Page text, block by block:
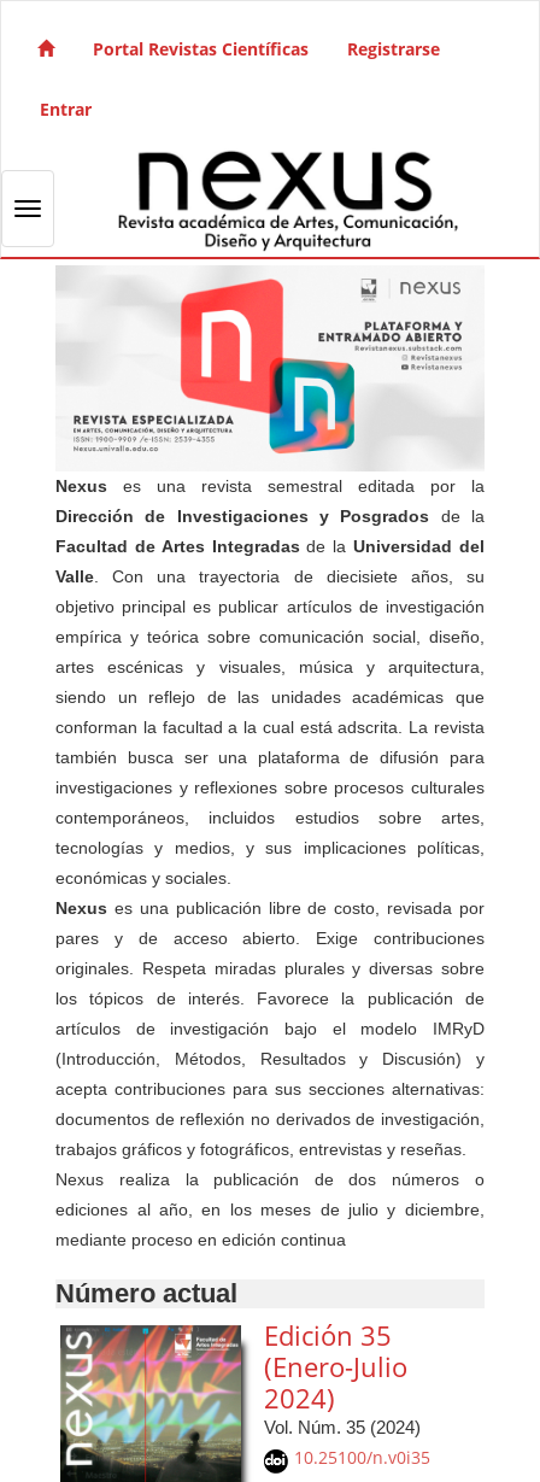
Navegación principal
Barra lateral
Portal Revistas Científicas Registrarse
Entrar
Toggle navigation
Nexus es una revista semestral editada por la
Dirección de Investigaciones y Posgrados de la
Facultad de Artes Integradas de laUniversidad del
Valle . Con una trayectoria de diecisiete años, su
objetivo principal es publicar artículos de investigación
empírica y teórica sobre comunicación social, diseño,
artes escénicas y visuales, música y arquitectura,
siendo un reflejo de las unidades académicas que
conforman la facultad a la cual está adscrita. La revista
también busca ser una plataforma de difusión para
investigaciones y reflexiones sobre procesos culturales
contemporáneos, incluidos estudios sobre artes,
tecnologías y medios, y sus implicaciones políticas,
económicas y sociales.
Nexus es una publicación libre de costo, revisada por
pares y de acceso abierto. Exige contribuciones
originales. Respeta miradas plurales y diversas sobre
los tópicos de interés. Favorece la publicación de
artículos de investigación bajo el modelo IMRyD
(Introducción, Métodos, Resultados y Discusión) y
acepta contribuciones para sus secciones alternativas:
documentos de reflexión no derivados de investigación,
trabajos gráficos y fotográficos, entrevistas y reseñas.
Nexus realiza la publicación de dos números o
ediciones al año, en los meses de julio y diciembre,
mediante proceso en edición continua
Número actual
Edición 35
(Enero-Julio
2024)
Vol. Núm. 35 (2024)
10.25100/n.v0i35